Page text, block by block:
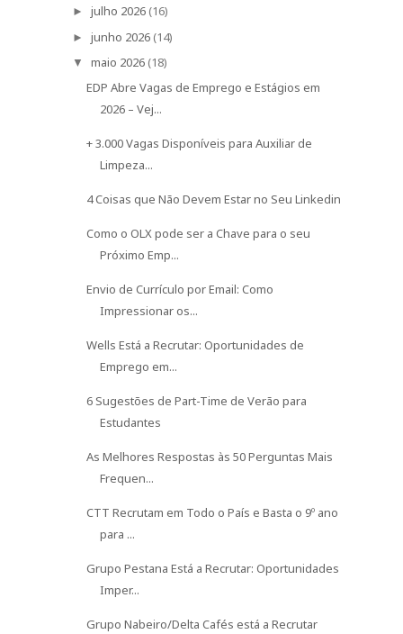
► julho 2026 (16)
► junho 2026 (14)
▼ maio 2026 (18)
EDP Abre Vagas de Emprego e Estágios em
2026 – Vej...
+ 3.000 Vagas Disponíveis para Auxiliar de
Limpeza...
4 Coisas que Não Devem Estar no Seu Linkedin
Como o OLX pode ser a Chave para o seu
Próximo Emp...
Envio de Currículo por Email: Como
Impressionar os...
Wells Está a Recrutar: Oportunidades de
Emprego em...
6 Sugestões de Part-Time de Verão para
Estudantes
As Melhores Respostas às 50 Perguntas Mais
Frequen...
CTT Recrutam em Todo o País e Basta o 9º ano
para ...
Grupo Pestana Está a Recrutar: Oportunidades
Imper...
Grupo Nabeiro/Delta Cafés está a Recrutar